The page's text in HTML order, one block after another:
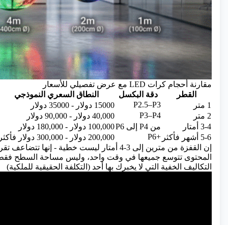
مقارنة أحجام كرات LED مع عرض تفصيلي للأسعار
القطر
دقة البكسل
النطاق السعري النموذجي
1 متر
P2.5–P3
15000 دولار - 35000 دولار
2 متر
P3–P4
40,000 دولار - 90,000 دولار
3-4 أمتار
من P4 إلى P6
100,000 دولار - 180,000 دولار
5-6 أشهر فأكثر
P6+
200,000 دولار - 300,000 دولار فأكثر
إن القفزة من مترين إلى 3-4 أمتار ليست خطية
المحتوى تتوسع جميعها في وقت واحد، وليس مساحة السطح
التكاليف الخفية التي لا يخبرك بها أحد (التكلفة الحقيقية للملكية)